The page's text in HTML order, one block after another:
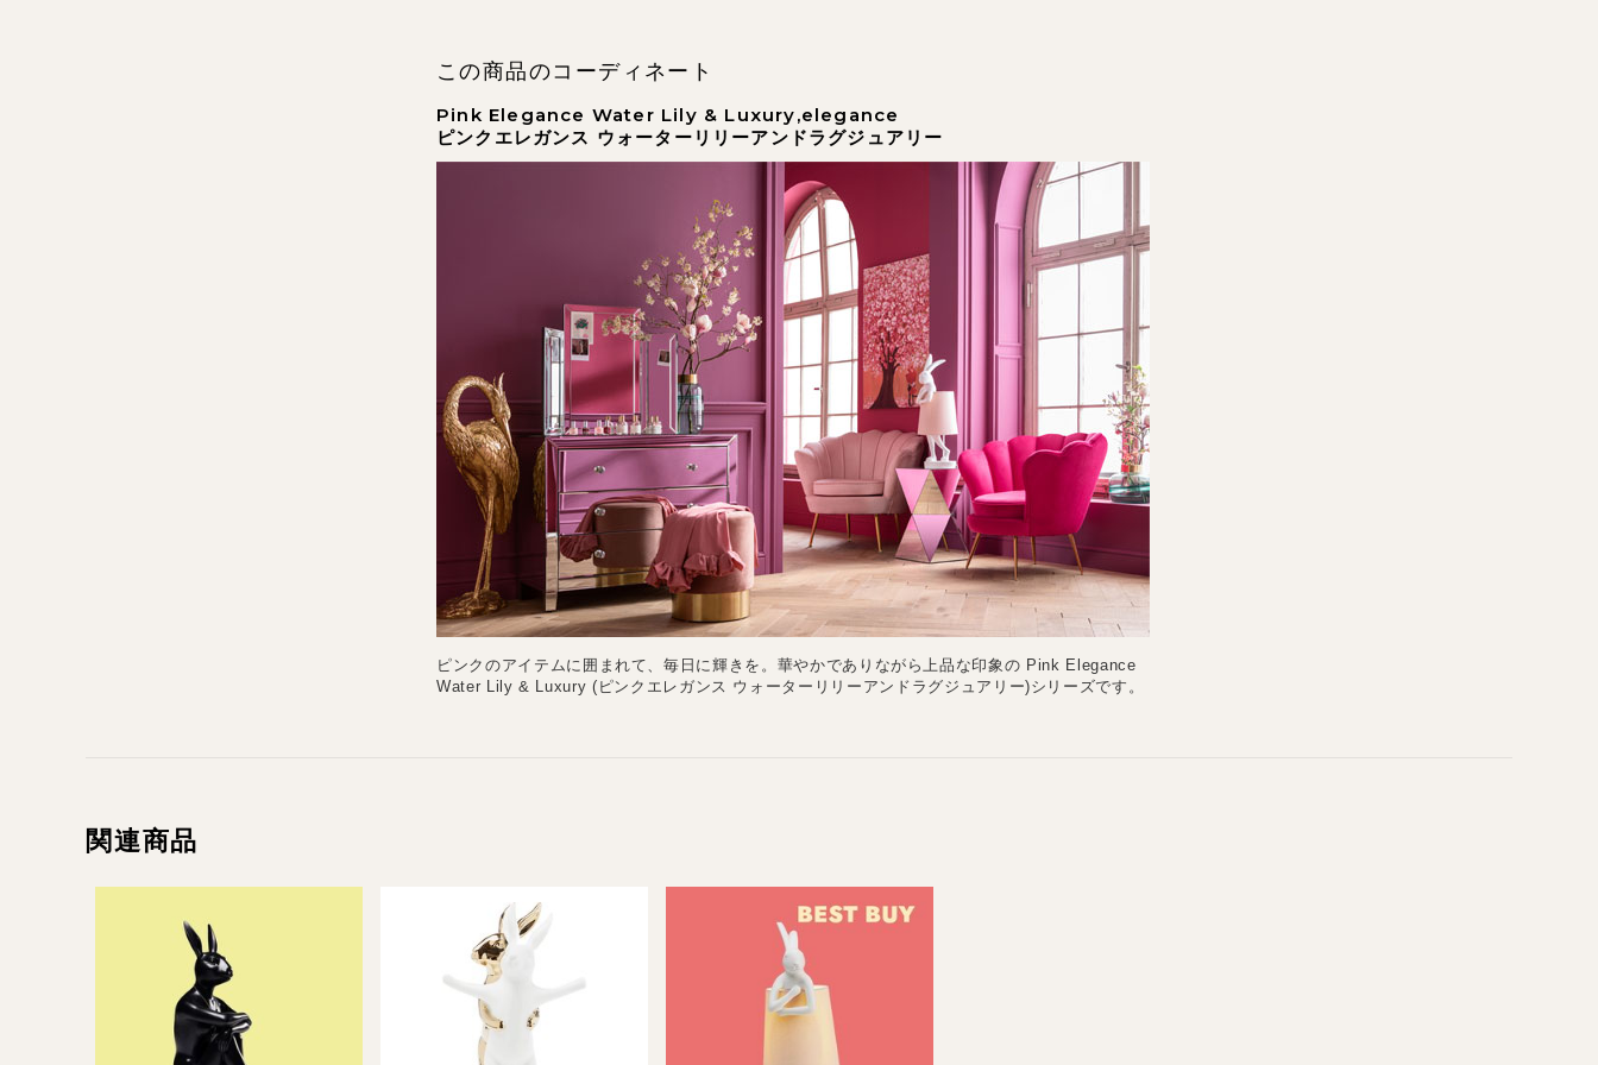
この商品のコーディネート
Pink Elegance Water Lily & Luxury,elegance
ピンクエレガンス ウォーターリリーアンドラグジュアリー
ピンクのアイテムに囲まれて、毎日に輝きを。華やかでありながら上品な印象の Pink Elegance
Water Lily & Luxury (ピンクエレガンス ウォーターリリーアンドラグジュアリー)シリーズです。
関連商品